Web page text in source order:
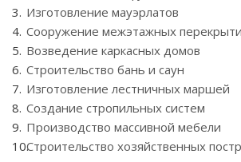
Изготовление мауэрлатов
Сооружение межэтажных
Возведение каркасных домов
Строительство бань и саун
Изготовление лестничных маршей
Создание стропильных систем
Производство массивной мебели
Строительство хозяйственных